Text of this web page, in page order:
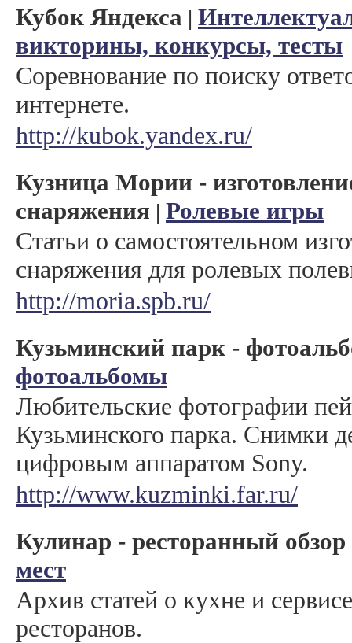
Кубок Яндекса |
викторины, конкурсы, тесты
Соревнование по поиску
интернете.
http://kubok.yandex.ru/
Кузница Мории -
снаряжения | Ролевые игры
Статьи о самостоятельном
снаряжения для ролевых
http://moria.spb.ru/
Кузьминский парк -
фотоальбомы
Любительские фотографии
Кузьминского парка. Снимки
цифровым аппаратом Sony.
http://www.kuzminki.far.ru/
Кулинар - ресторанный обзор
мест
Архив статей о кухне и
ресторанов.